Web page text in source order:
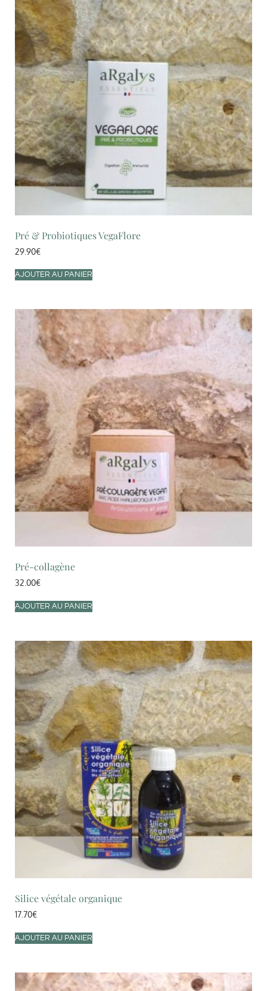
Pré & Probiotiques VegaFlore
29.90€
AJOUTER AU PANIER
Pré-collagène
32.00€
AJOUTER AU PANIER
Silice végétale organique
17.70€
AJOUTER AU PANIER